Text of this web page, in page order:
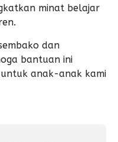
minat belajar
dan
bantuan ini
anak-anak kami